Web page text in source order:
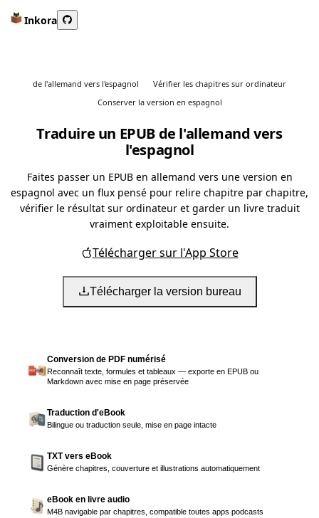
Inkora
de l'allemand vers l'espagnol
Vérifier les chapitres sur ordinateur
Conserver la version en espagnol
Traduire un EPUB de l'allemand vers
l'espagnol
Faites passer un EPUB en allemand vers une version en
espagnol avec un flux pensé pour relire chapitre par chapitre,
vérifier le résultat sur ordinateur et garder un livre traduit
vraiment exploitable ensuite.
Télécharger sur l'App Store
Télécharger la version bureau
Conversion de PDF numérisé
Reconnaît texte, formules et tableaux — exporte en EPUB ou
Markdown avec mise en page préservée
Traduction d'eBook
Bilingue ou traduction seule, mise en page intacte
TXT vers eBook
Génère chapitres, couverture et illustrations automatiquement
eBook en livre audio
M4B navigable par chapitres, compatible toutes apps podcasts